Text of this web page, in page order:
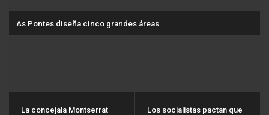
As Pontes diseña cinco grandes áreas
La concejala Montserrat
Los socialistas pactan que